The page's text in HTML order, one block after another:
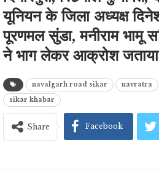
यूनियन के जिला अध्यक्ष
पूरणमल सुंडा, मनीराम भामू
ने भाग लेकर आक्रोश
navalgarh road sikar navratra
sikar khabar
Share Facebook